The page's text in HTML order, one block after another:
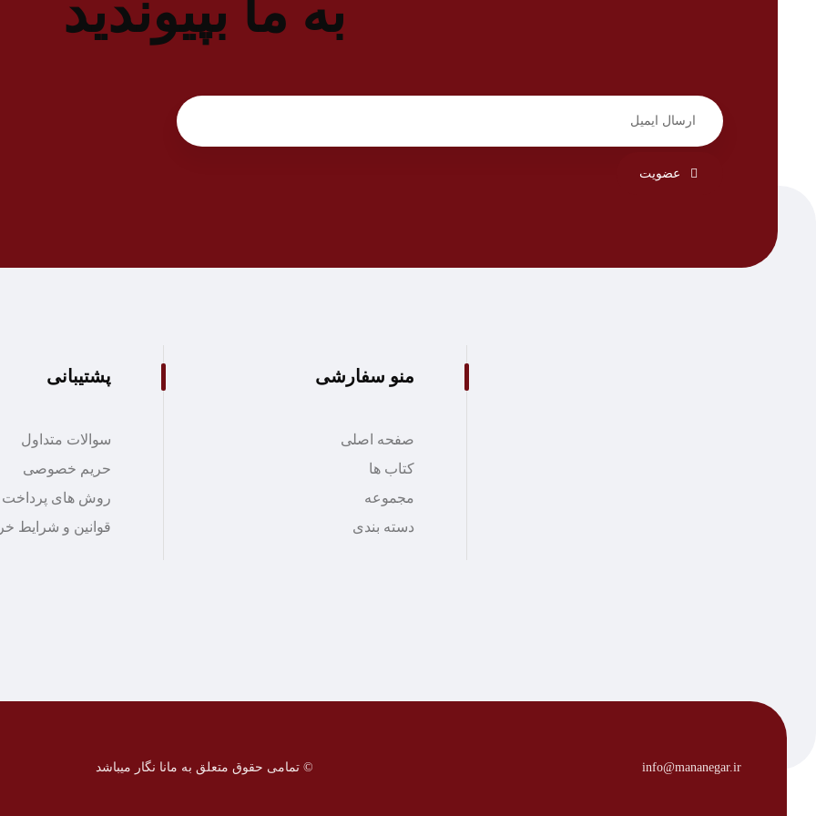
به ما بپیوندید
عضویت
منو سفارشی
صفحه اصلی
کتاب ها
مجموعه
دسته بندی
پشتیبانی
سوالات متداول
حریم خصوصی
روش های پرداخت
قوانین و شرایط
info@mananegar.ir © تمامی حقوق متعلق به مانا نگار میباشد